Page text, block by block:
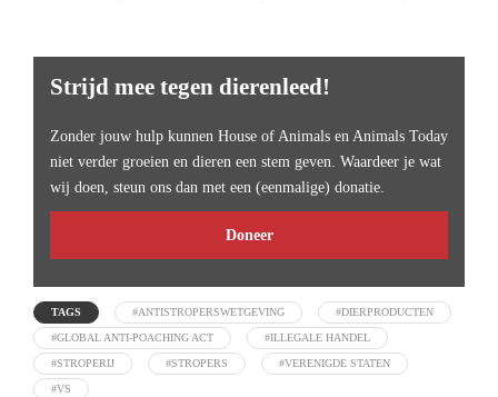
Strijd mee tegen dierenleed!
Zonder jouw hulp kunnen House of Animals en Animals Today
niet verder groeien en dieren een stem geven. Waardeer je wat
wij doen, steun ons dan met een (eenmalige) donatie.
Doneer
TAGS #ANTISTROPERSWETGEVING #DIERPRODUCTEN
#GLOBAL ANTI-POACHING ACT #ILLEGALE HANDEL
#STROPERIJ #STROPERS #VERENIGDE STATEN
#VS